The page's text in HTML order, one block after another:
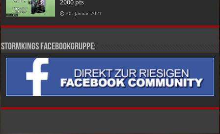
2000 pts
30. Januar 2021
Stormkings Facebookgruppe: